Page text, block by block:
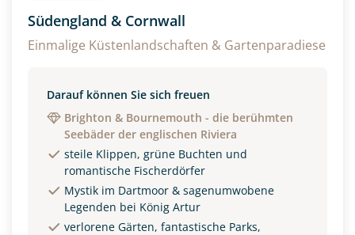
Südengland & Cornwall
Einmalige Küstenlandschaften & Gartenparadiese
Darauf können Sie sich freuen
Brighton & Bournemouth - die berühmten
Seebäder der englischen Riviera
steile Klippen, grüne Buchten und
romantische Fischerdörfer
Mystik im Dartmoor & sagenumwobene
Legenden bei König Artur
verlorene Gärten, fantastische Parks,